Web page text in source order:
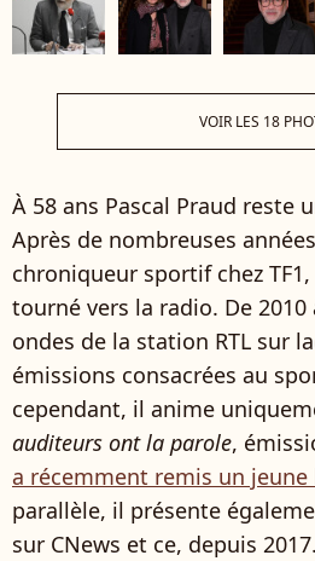
VOIR LES 18
À 58 ans Pascal Praud reste
Après de nombreuses
chroniqueur sportif chez
tourné vers la radio. De
ondes de la station RTL sur
émissions consacrées au
cependant, il anime
auditeurs ont la parole,
a récemment remis un
parallèle, il présente
sur CNews et ce, depuis 2017.